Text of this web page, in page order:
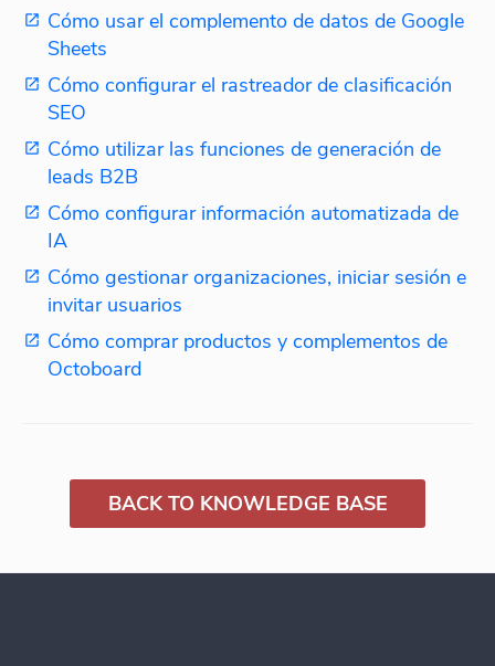
Cómo usar el complemento de datos de Google
Sheets
Cómo configurar el rastreador de clasificación
SEO
Cómo utilizar las funciones de generación de
leads B2B
Cómo configurar información automatizada de
IA
Cómo gestionar organizaciones, iniciar sesión e
invitar usuarios
Cómo comprar productos y complementos de
Octoboard
BACK TO KNOWLEDGE BASE